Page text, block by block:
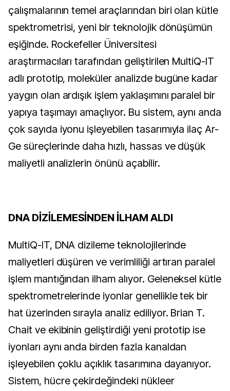
çalışmalarının temel araçlarından biri olan kütle
spektrometrisi, yeni bir teknolojik dönüşümün
eşiğinde. Rockefeller Üniversitesi
araştırmacıları tarafından geliştirilen MultiQ-IT
adlı prototip, moleküler analizde bugüne kadar
yaygın olan ardışık işlem yaklaşımını paralel bir
yapıya taşımayı amaçlıyor. Bu sistem, aynı anda
çok sayıda iyonu işleyebilen tasarımıyla ilaç Ar-
Ge süreçlerinde daha hızlı, hassas ve düşük
maliyetli analizlerin önünü açabilir.
DNA DİZİLEMESİNDEN İLHAM ALDI
MultiQ-IT, DNA dizileme teknolojilerinde
maliyetleri düşüren ve verimliliği artıran paralel
işlem mantığından ilham alıyor. Geleneksel kütle
spektrometrelerinde iyonlar genellikle tek bir
hat üzerinden sırayla analiz ediliyor. Brian T.
Chait ve ekibinin geliştirdiği yeni prototip ise
iyonları aynı anda birden fazla kanaldan
işleyebilen çoklu açıklık tasarımına dayanıyor.
Sistem, hücre çekirdeğindeki nükleer